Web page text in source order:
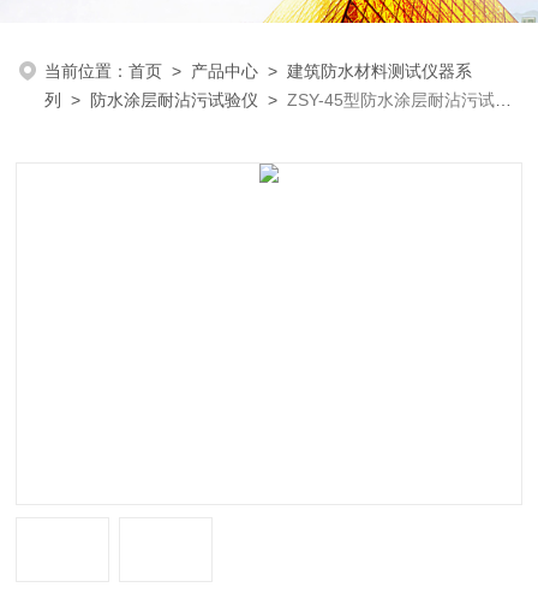
当前位置：首页 > 产品中心 >建筑防水材料测试仪器系
列
> 防水涂层耐沾污试验仪 >ZSY-45型防水涂层耐沾污试验